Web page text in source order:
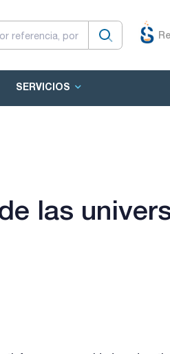
SERVICIOS
las